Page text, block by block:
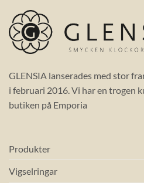
GLENSIA lanserades med stor
i februari 2016. Vi har en trogen
butiken på Emporia
Produkter
Vigselringar